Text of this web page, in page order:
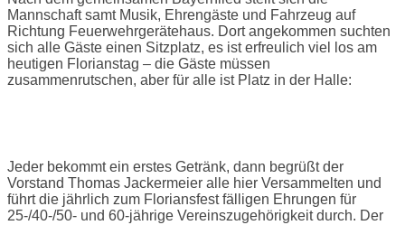
Mannschaft samt Musik, Ehrengäste und Fahrzeug auf
Richtung Feuerwehrgerätehaus. Dort angekommen suchten
sich alle Gäste einen Sitzplatz, es ist erfreulich viel los am
heutigen Florianstag – die Gäste müssen
zusammenrutschen, aber für alle ist Platz in der Halle:
Jeder bekommt ein erstes Getränk, dann begrüßt der
Vorstand Thomas Jackermeier alle hier Versammelten und
führt die jährlich zum Floriansfest fälligen Ehrungen für
25-/40-/50- und 60-jährige Vereinszugehörigkeit durch. Der